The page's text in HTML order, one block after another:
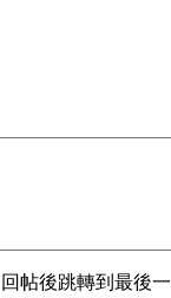
回帖後跳轉到最後